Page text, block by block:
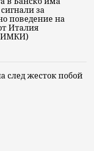
за
поведение на
Италия
след жесток побой